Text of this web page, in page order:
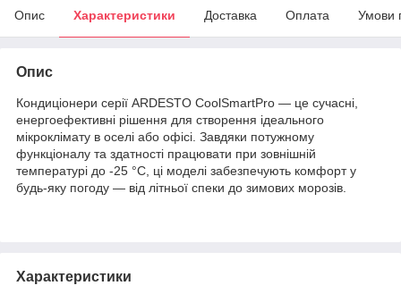
Опис Характеристики Доставка Оплата Умови
Опис
Кондиціонери серії ARDESTO CoolSmartPro — це сучасні,
енергоефективні рішення для створення ідеального
мікроклімату в оселі або офісі. Завдяки потужному
функціоналу та здатності працювати при зовнішній
температурі до -25 °C, ці моделі забезпечують комфорт у
будь-яку погоду — від літньої спеки до зимових морозів.
Характеристики